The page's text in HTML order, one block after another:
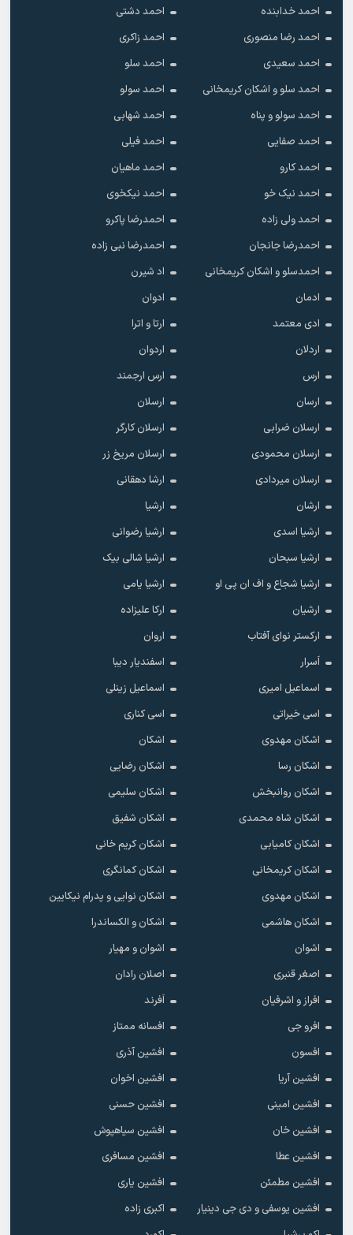
احمد خدابنده
احمد دشتی
احمد رضا منصوری
احمد زاکری
احمد سعیدی
احمد سلو
احمد سلو و اشکان کریمخانی
احمد سولو
احمد سولو و پناه
احمد شهابی
احمد صفایی
احمد فیلی
احمد کارو
احمد ماهیان
احمد نیک خو
احمد نیکخوی
احمد ولی زاده
احمدرضا پاکرو
احمدرضا جانجان
احمدرضا نبی زاده
احمدسلو و اشکان کریمخانی
اد شیرن
ادمان
ادوان
ادی معتمد
ارتا و اترا
اردلان
اردوان
ارس
ارس ارجمند
ارسان
ارسلان
ارسلان ضرابی
ارسلان کارگر
ارسلان محمودی
ارسلان مریخ زر
ارسلان میردادی
ارشا دهقانی
ارشان
ارشیا
ارشیا اسدی
ارشیا رضوانی
ارشیا سبحان
ارشیا شالی بیک
ارشیا شجاع و اف ان پی او
ارشیا یامی
ارشیان
ارکا علیزاده
ارکستر نوای آفتاب
اروان
اَسرار
اسفندیار دیبا
اسماعیل امیری
اسماعیل زینلی
اسی خیراتی
اسی کناری
اشکان مهدوى
اشکان
اشکان رسا
اشکان رضایی
اشکان روانبخش
اشکان سلیمی
اشکان شاه محمدی
اشکان شفیق
اشکان کامیابی
اشکان کریم خانی
اشکان کریمخانی
اشکان کمانگری
اشکان مهدوی
اشکان نوایی و پدرام نیکایین
اشکان هاشمی
اشکان و الکساندرا
اشوان
اشوان و مهیار
اصغر قنبری
اصلان رادان
افراز و اشرفیان
اَفرند
افرو جی
افسانه ممتاز
افسون
افشین آذری
افشین آریا
افشین اخوان
افشین امینی
افشین حسنی
افشین خان
افشین سیاهپوش
افشین عطا
افشین مسافری
افشین مطمئن
افشین یاری
افشین یوسفی و دی جی دینیار
اکبری زاده